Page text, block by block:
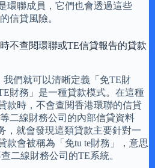
環聯成員，它們也會透過這些
信貸風險。
不查閱環聯或TE信貸報告的貸款
們就可以清晰定義「免TE財
財務」是一種貸款模式。在這種
款時，不會查閱香港環聯的信貸
二線財務公司的內部信貸資料
，就會發現這類貸款主要針對一
款會被稱為「免tu te財務」，意思
二線財務公司的TE系統。